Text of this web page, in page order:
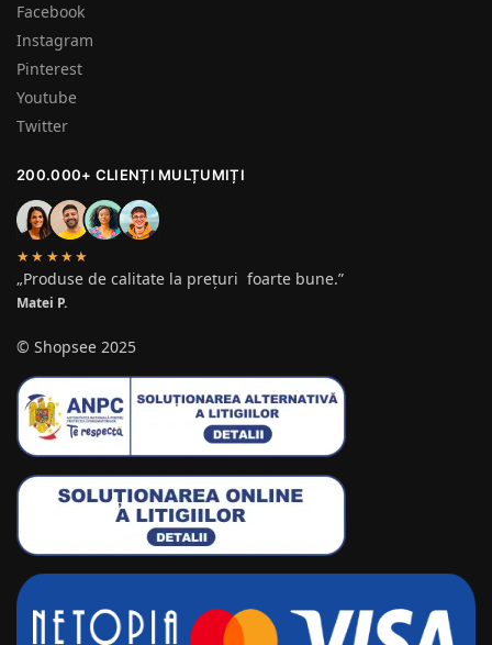
Facebook
Instagram
Pinterest
Youtube
Twitter
200.000+ CLIENȚI MULȚUMIȚI
★★★★★
„Produse de calitate la prețuri foarte bune.”
Matei P.
© Shopsee 2025